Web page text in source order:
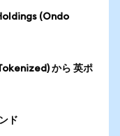
(Ondo
から 英ポ
ド